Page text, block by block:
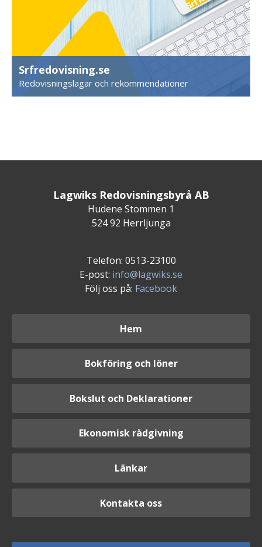
Srfredovisning.se
Redovisningslagar och rekommendationer
Lagwiks Redovisningsbyrå AB
Hudene Stommen 1
524 92 Herrljunga
Telefon: 0513-23100
E-post: info@lagwiks.se
Följ oss på: Facebook
Hem
Bokföring och löner
Bokslut och Deklarationer
Ekonomisk rådgivning
Länkar
Kontakta oss